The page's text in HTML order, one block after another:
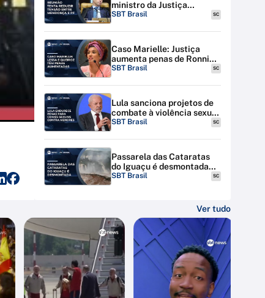
ministro da Justiça
discutem tensão entre STF
SBT Brasil SC
Caso Marielle: Justiça
aumenta penas de Ronnie
Lessa e Élcio Queiroz
SBT Brasil SC
Lula sanciona projetos de
combate à violência sexual
contra menores na
SBT Brasil SC
Passarela das Cataratas
do Iguaçu é desmontada
por riscos de inundação
SBT Brasil SC
Ver tudo